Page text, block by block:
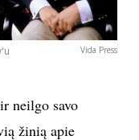
Vida Press
neilgo savo
žinią apie